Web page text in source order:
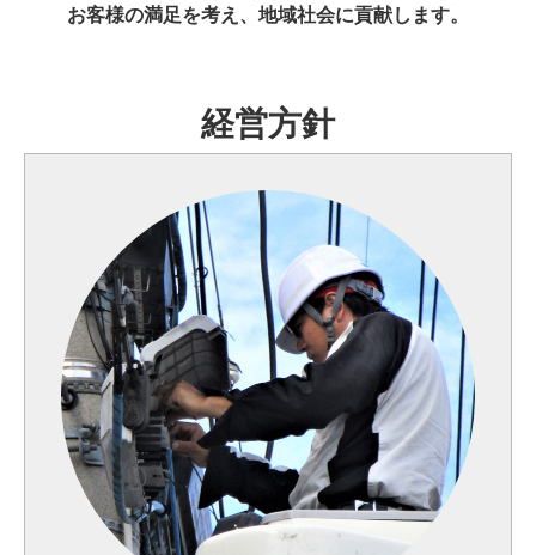
お客様の満足を考え、地域社会に貢献します。
経営方針